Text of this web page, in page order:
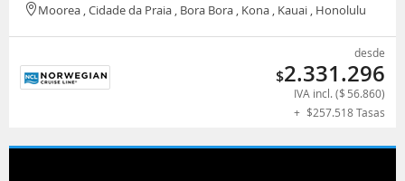
Moorea , Cidade da Praia , Bora Bora , Kona , Kauai , Honolulu
desde
$2.331.296
IVA incl. ($ 56.860)
+ $257.518Tasas